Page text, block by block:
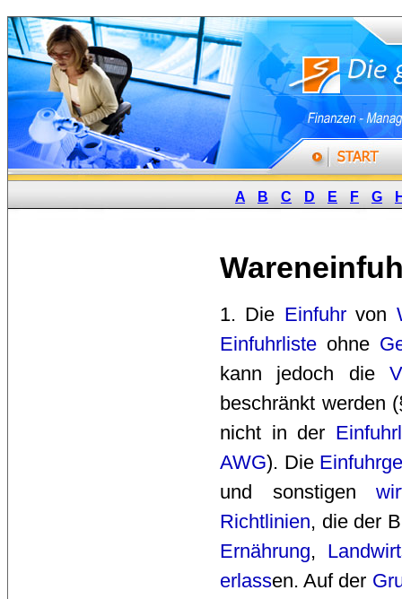
A B C D E F G
1. Die Einfuhr von
Einfuhrliste ohne
kann jedoch die
beschränkt werden
nicht in der
AWG). Die
und sonstigen
Richtlinien, die der
Ernährung,
erlassen. Auf der